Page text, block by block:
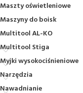
Maszty oświetleniowe
Maszyny do boisk
Multitool AL-KO
Multitool Stiga
Myjki wysokociśnieniowe
Narzędzia
Nawadnianie